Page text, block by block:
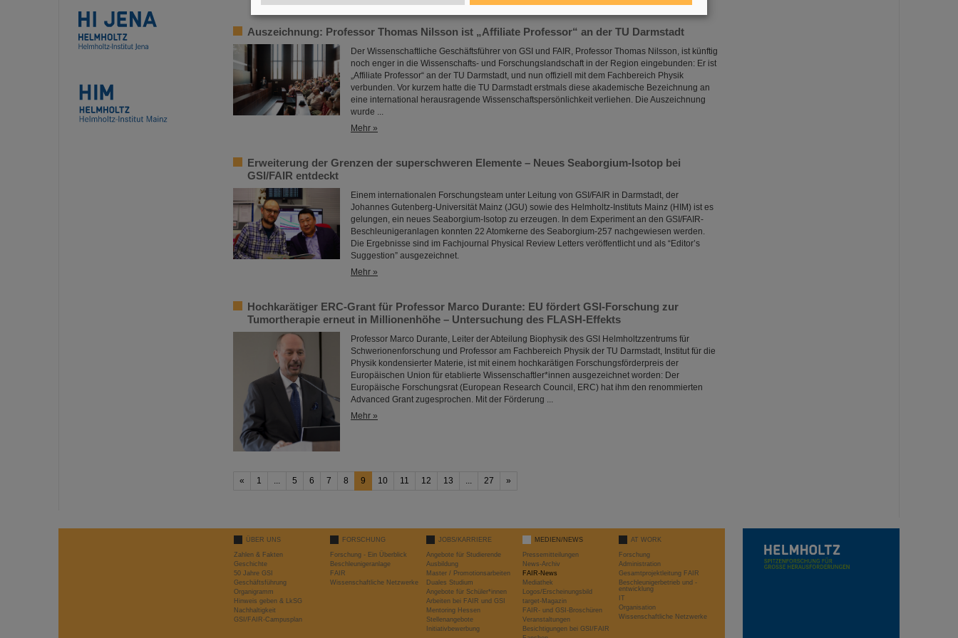
Auszeichnung: Professor Thomas Nilsson ist „Affiliate Professor“ an der TU Darmstadt
Der Wissenschaftliche Geschäftsführer von GSI und FAIR, Professor Thomas Nilsson, ist künftig
noch enger in die Wissenschafts- und Forschungslandschaft in der Region eingebunden: Er ist
„Affiliate Professor“ an der TU Darmstadt, und nun offiziell mit dem Fachbereich Physik
verbunden. Vor kurzem hatte die TU Darmstadt erstmals diese akademische Bezeichnung an
eine international herausragende Wissenschaftspersönlichkeit verliehen. Die Auszeichnung
wurde ...
Mehr »
Erweiterung der Grenzen der superschweren Elemente – Neues Seaborgium-Isotop bei
GSI/FAIR entdeckt
Einem internationalen Forschungsteam unter Leitung von GSI/FAIR in Darmstadt, der
Johannes Gutenberg-Universität Mainz (JGU) sowie des Helmholtz-Instituts Mainz (HIM) ist es
gelungen, ein neues Seaborgium-Isotop zu erzeugen. In dem Experiment an den GSI/FAIR-
Beschleunigeranlagen konnten 22 Atomkerne des Seaborgium-257 nachgewiesen werden.
Die Ergebnisse sind im Fachjournal Physical Review Letters veröffentlicht und als “Editor’s
Suggestion” ausgezeichnet.
Mehr »
Hochkarätiger ERC-Grant für Professor Marco Durante: EU fördert GSI-Forschung zur
Tumortherapie erneut in Millionenhöhe – Untersuchung des FLASH-Effekts
Professor Marco Durante, Leiter der Abteilung Biophysik des GSI Helmholtzzentrums für
Schwerionenforschung und Professor am Fachbereich Physik der TU Darmstadt, Institut für die
Physik kondensierter Materie, ist mit einem hochkarätigen Forschungsförderpreis der
Europäischen Union für etablierte Wissenschaftler*innen ausgezeichnet worden: Der
Europäische Forschungsrat (European Research Council, ERC) hat ihm den renommierten
Advanced Grant zugesprochen. Mit der Förderung ...
Mehr »
« 1 5 6 7 8 9 10 11 12 13 27 »
ÜBER UNS
Zahlen & Fakten
Geschichte
50 Jahre GSI
Geschäftsführung
Organigramm
Hinweis geben & LkSG
Nachhaltigkeit
GSI/FAIR-Campusplan
FORSCHUNG
Forschung - Ein Überblick
Beschleunigeranlage
FAIR
Wissenschaftliche Netzwerke
JOBS/KARRIERE
Angebote für Studierende
Ausbildung
Master / Promotionsarbeiten
Duales Studium
Angebote für Schüler*innen
Arbeiten bei FAIR und GSI
Mentoring Hessen
Stellenangebote
Initiativbewerbung
MEDIEN/NEWS
Pressemitteilungen
News-Archiv
FAIR-News
Mediathek
Logos/Erscheinungsbild
target-Magazin
FAIR- und GSI-Broschüren
Veranstaltungen
Besichtigungen bei GSI/FAIR
AT WORK
Forschung
Administration
Gesamtprojektleitung FAIR
Beschleunigerbetrieb und -
entwicklung
IT
Organisation
Wissenschaftliche Netzwerke